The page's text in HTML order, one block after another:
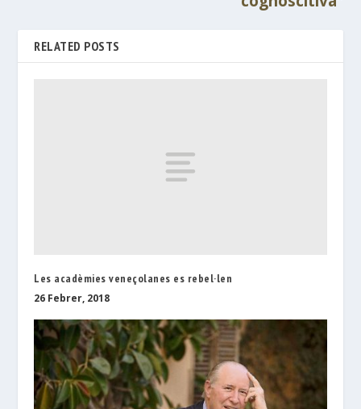
RELATED POSTS
Les acadèmies veneçolanes es rebel·len
26 Febrer, 2018